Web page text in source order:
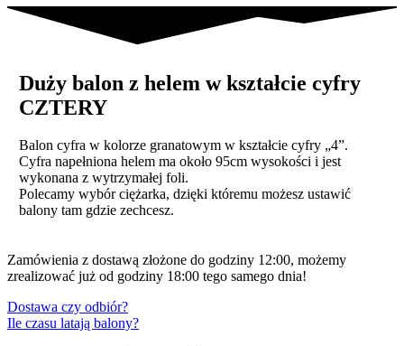
Duży balon z helem w kształcie cyfry
CZTERY
Balon cyfra w kolorze granatowym w kształcie cyfry „4”.
Cyfra napełniona helem ma około 95cm wysokości i jest
wykonana z wytrzymałej foli.
Polecamy wybór ciężarka, dzięki któremu możesz ustawić
balony tam gdzie zechcesz.
Zamówienia z dostawą złożone do godziny 12:00, możemy
zrealizować już od godziny 18:00 tego samego dnia!
Dostawa czy odbiór?
Ile czasu latają balony?